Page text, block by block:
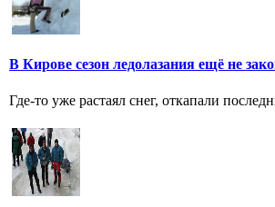
В Кирове сезон ледолазания ещё не
Где-то уже растаял снег, откапали